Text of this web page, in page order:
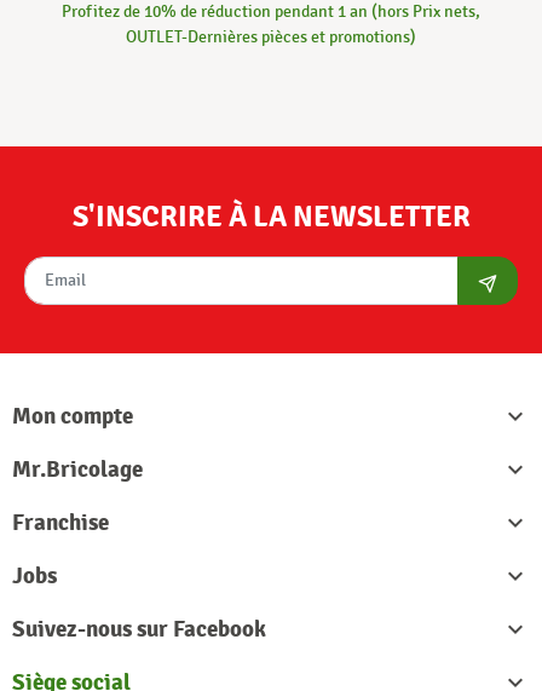
Profitez de 10% de réduction pendant 1 an (hors Prix nets,
OUTLET-Dernières pièces et promotions)
S'INSCRIRE À LA NEWSLETTER
Mon compte

Mr.Bricolage

Franchise

Jobs

Suivez-nous sur Facebook

Siège social
